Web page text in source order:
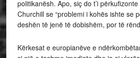
politikanësh. Apo, siç do t’i
Churchill se “problemi i kohës ishte se
deshën të jenë të dobishëm, por të
Kërkesat e europianëve e